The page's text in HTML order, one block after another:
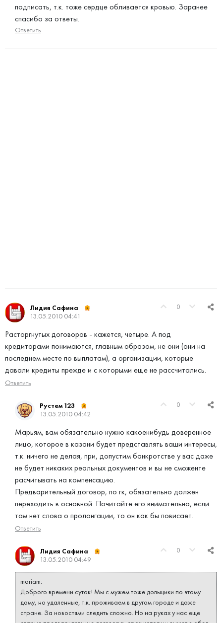
подписать, т.к. тоже сердце обливается кровью. Заранее
спасибо за ответы.
Ответить
0
Лидия Сафина
13.05.2010 04:41
Расторгнутых договоров - кажется, четыре. А под
кредиторами понимаются, главным образом, не они (они на
последнем месте по выплатам), а организации, которые
давали кредиты прежде и с которыми еще не рассчитались.
Ответить
0
Рустем 123
13.05.2010 04:42
Марьям, вам обязательно нужно какоенибудь доверенное
лицо, которое в казани будет представлять ваши интересы,
т.к. ничего не делая, при, допустим банкротстве у вас даже
не будет никаких реальных документов и вы не сможенте
расчитывать на компенсацию.
Предварительный договор, по гк, обязательно должен
переходить в основной. Почитайте его внимательно, если
там нет слова о пролонгации, то он как бы повисает.
Ответить
0
Лидия Сафина
13.05.2010 04:49
mariam:
Доброго времени суток! Мы с мужем тоже дольщики по этому
дому, но удаленные, т.к. проживаем в другом городе и даже
стране. За новостями следить сложно. Но на руках у нас еще